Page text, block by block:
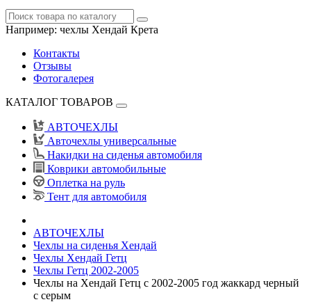
Например: чехлы Хендай Крета
Контакты
Отзывы
Фотогалерея
КАТАЛОГ ТОВАРОВ
АВТОЧЕХЛЫ
Авточехлы универсальные
Накидки на сиденья автомобиля
Коврики автомобильные
Оплетка на руль
Тент для автомобиля
АВТОЧЕХЛЫ
Чехлы на сиденья Хендай
Чехлы Хендай Гетц
Чехлы Гетц 2002-2005
Чехлы на Хендай Гетц с 2002-2005 год жаккард черный
с серым